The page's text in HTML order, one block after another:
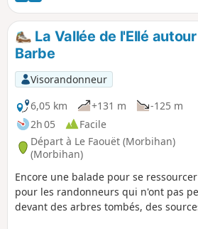
La Vallée de l'Ellé
Barbe
Visorandonneur
6,05 km
+131 m
-125 m
2h 05
Facile
Départ à Le Faouët (Morbihan)
(Morbihan)
Encore une balade pour se
pour les randonneurs qui n'ont pas
devant des arbres tombés, des